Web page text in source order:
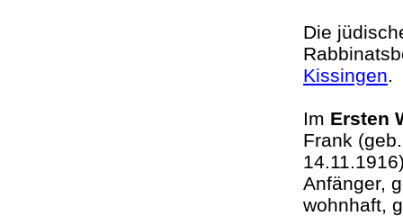
Die
Kissingen.
Im Ersten
Frank
Anfänger,